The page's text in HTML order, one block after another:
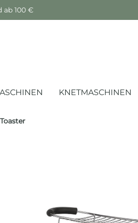
springen
ab 100 €
KNETMASCHINEN
Toaster